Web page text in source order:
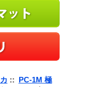
:: PC-1M 極